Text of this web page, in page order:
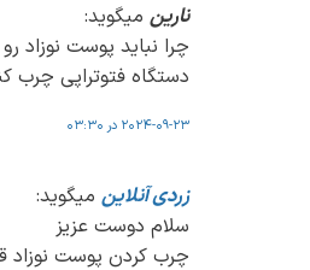
نارین میگوید:
چرا نباید پوست نوزاد
دستگاه فتوتراپی چرب
2024-09-23 در 03:30
زردی آنلاین میگوید:
سلام دوست عزیز
چرب کردن پوست نوزاد